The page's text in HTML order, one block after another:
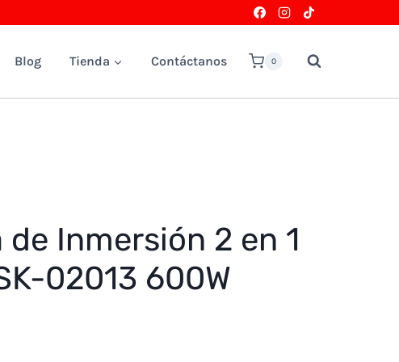
Blog Tienda Contáctanos 0
Inmersión 2 en 1
02013 600W